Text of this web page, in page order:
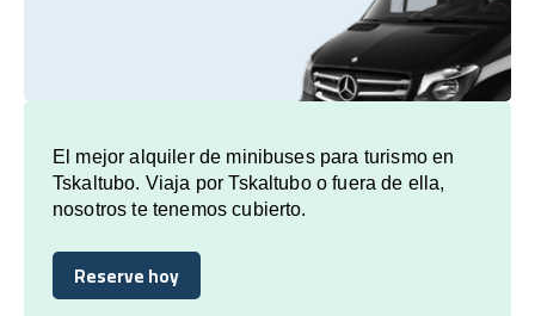
El mejor alquiler de minibuses para turismo en
Tskaltubo. Viaja por Tskaltubo o fuera de ella,
nosotros te tenemos cubierto.
Reserve hoy
Reserve hoy